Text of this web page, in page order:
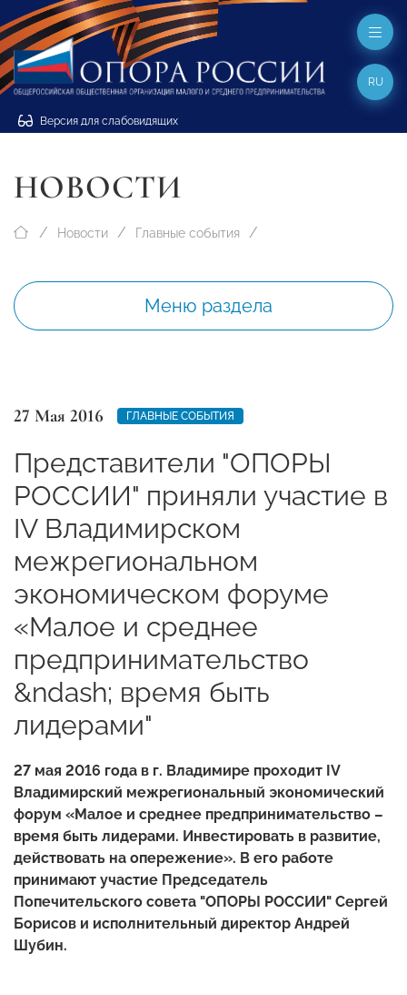
Версия для слабовидящих
RU
НОВОСТИ
Новости Главные события
Меню раздела
27 Мая 2016 ГЛАВНЫЕ СОБЫТИЯ
Представители "ОПОРЫ
РОССИИ" приняли участие в
IV Владимирском
межрегиональном
экономическом форуме
«Малое и среднее
предпринимательство
&ndash; время быть
лидерами"
27 мая 2016 года в г. Владимире проходит IV
Владимирский межрегиональный экономический
форум «Малое и среднее предпринимательство –
время быть лидерами. Инвестировать в развитие,
действовать на опережение». В его работе
принимают участие Председатель
Попечительского совета "ОПОРЫ РОССИИ" Сергей
Борисов и исполнительный директор Андрей
Шубин.